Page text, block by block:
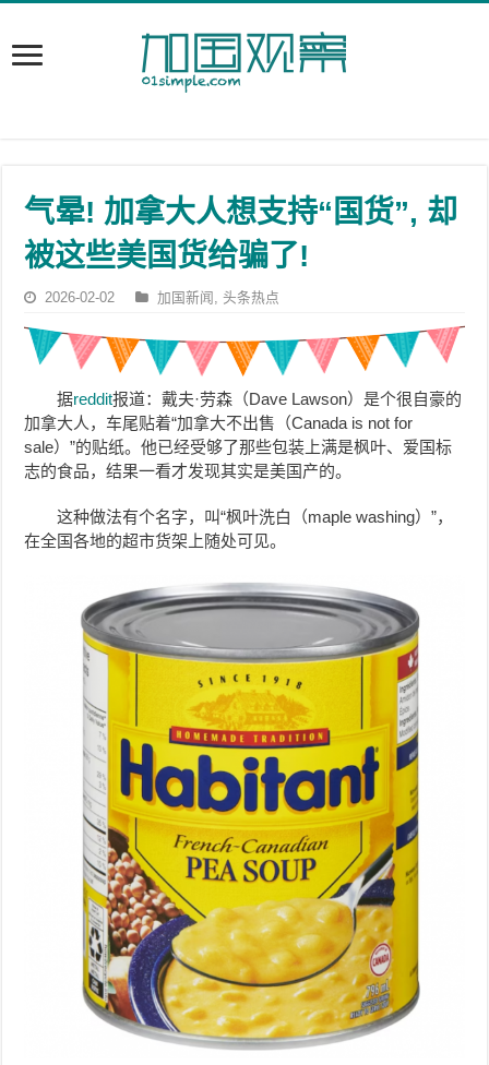
气晕! 加拿大人想支持“国货”, 却
被这些美国货给骗了!
2026-02-02 加国新闻 ,头条热点
据reddit报道：戴夫·劳森（Dave Lawson）是个很自豪的
加拿大人，车尾贴着“加拿大不出售（Canada is not for
sale）”的贴纸。他已经受够了那些包装上满是枫叶、爱国标
志的食品，结果一看才发现其实是美国产的。
这种做法有个名字，叫“枫叶洗白（maple washing）”，
在全国各地的超市货架上随处可见。